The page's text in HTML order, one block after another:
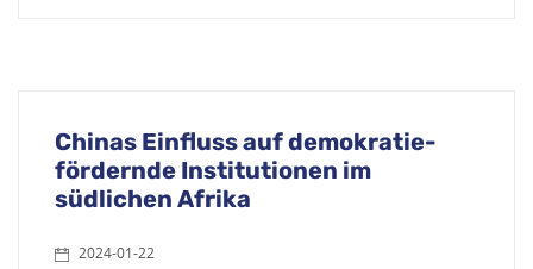
Chinas Einfluss auf demokratie-
fördernde Institutionen im
südlichen Afrika
2024-01-22